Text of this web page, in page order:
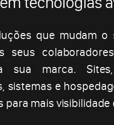
que mudam o
seus
sua marca. Sites,
sistemas e
para mais visibilidade